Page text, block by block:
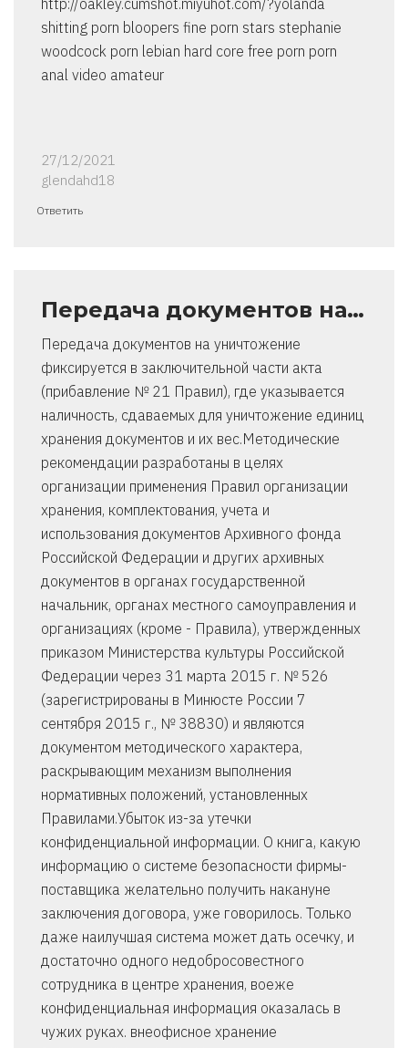
http://oakley.cumshot.miyuhot.com/?yolanda
shitting porn bloopers fine porn stars stephanie
woodcock porn lebian hard core free porn porn
anal video amateur
27/12/2021
glendahd18
Ответить
Передача документов на…
Передача документов на уничтожение
фиксируется в заключительной части акта
(прибавление № 21 Правил), где указывается
наличность, сдаваемых для уничтожение единиц
хранения документов и их вес.Методические
рекомендации разработаны в целях
организации применения Правил организации
хранения, комплектования, учета и
использования документов Архивного фонда
Российской Федерации и других архивных
документов в органах государственной
начальник, органах местного самоуправления и
организациях (кроме - Правила), утвержденных
приказом Министерства культуры Российской
Федерации через 31 марта 2015 г. № 526
(зарегистрированы в Минюсте России 7
сентября 2015 г., № 38830) и являются
документом методического характера,
раскрывающим механизм выполнения
нормативных положений, установленных
Правилами.Убыток из-за утечки
конфиденциальной информации. О книга, какую
информацию о системе безопасности фирмы-
поставщика желательно получить накануне
заключения договора, уже говорилось. Только
даже наилучшая система может дать осечку, и
достаточно одного недобросовестного
сотрудника в центре хранения, воеже
конфиденциальная информация оказалась в
чужих руках. внеофисное хранение